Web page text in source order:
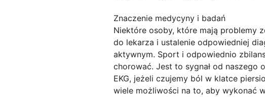
Znaczenie medycyny i badań
Niektóre osoby, które mają problemy
do lekarza i ustalenie odpowiedniej
aktywnym. Sport i odpowiednio
chorować. Jest to sygnał od naszego
EKG, jeżeli czujemy ból w klatce
wiele możliwości na to, aby wykonać